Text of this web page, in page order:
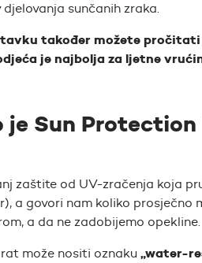
sunčanih zraka.
također možete
je najbolja za ljetne
je Sun Protection
zaštite od UV-zračenja koja
, a govori nam koliko prosječno
a da ne zadobijemo opekline.
može nositi oznaku „water-